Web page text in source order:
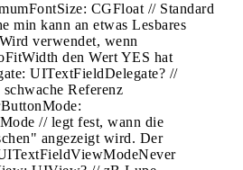
CGFloat // Standard
min kann an etwas Lesbares
verwendet, wenn
den Wert YES hat
UITextFieldDelegate? //
Referenz
// legt fest, wann die
angezeigt wird. Der